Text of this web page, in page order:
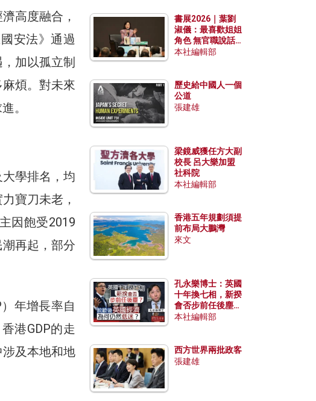
高度融合，
安法》通過
加以孤立制
煩。對未來
。
學排名，均
寶刀未老，
因飽受2019
再起，部分
年增長率自
港GDP的走
及本地和地
書展2026｜葉劉
淑儀：最喜歡姐姐
角色 無官職說話
包袱少
本社編輯部
歷史給中國人一個
公道
張建雄
梁鏡威獲任方大副
校長 呂大樂加盟
社科院
本社編輯部
香港五年規劃須提
前布局大鵬灣
來文
孔永樂博士：英國
十年換七相，新揆
會否步前任後塵？
脫歐後英國經濟為
本社編輯部
西方世界兩批政客
張建雄